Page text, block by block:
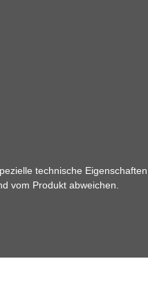
technische
vom Produkt abweichen.